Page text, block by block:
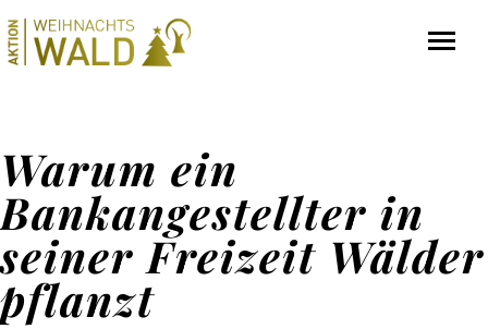
Warum ein
Bankangestellter in
seiner Freizeit Wälder
pflanzt